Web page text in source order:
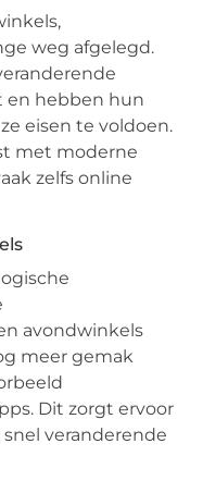
weg afgelegd.
en hebben hun
eisen te voldoen.
met moderne
zelfs online
avondwinkels
meer gemak
Dit zorgt ervoor
veranderende